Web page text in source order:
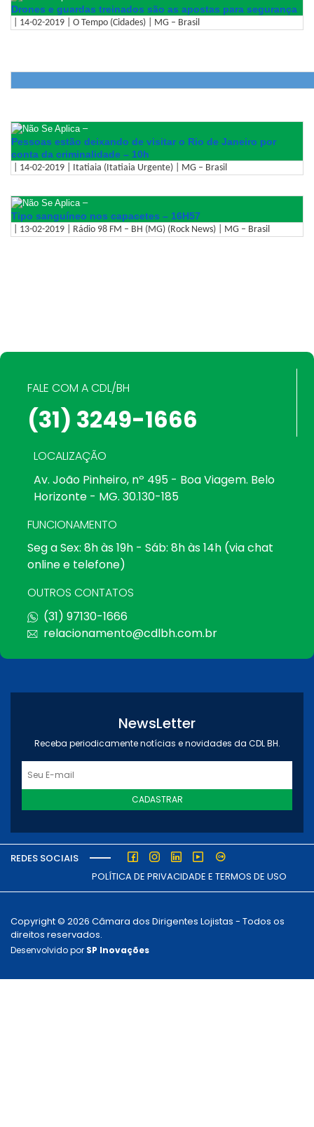
Drones e guardas treinados são as apostas para segurança
| 14-02-2019 | O Tempo (Cidades) | MG – Brasil
–
Pessoas estão deixando de visitar o Rio de Janeiro por
conta da criminalidade – 10h
| 14-02-2019 | Itatiaia (Itatiaia Urgente) | MG – Brasil
–
Tipo sanguíneo nos capacetes – 16H57
| 13-02-2019 | Rádio 98 FM – BH (MG) (Rock News) | MG – Brasil
FALE COM A CDL/BH
(31) 3249-1666
LOCALIZAÇÃO
Av. João Pinheiro, nº 495 - Boa Viagem. Belo
Horizonte - MG. 30.130-185
FUNCIONAMENTO
Seg a Sex: 8h às 19h - Sáb: 8h às 14h (via chat
online e telefone)
OUTROS CONTATOS
(31) 97130-1666
relacionamento@cdlbh.com.br
NewsLetter
Receba periodicamente notícias e novidades da CDL BH.
CADASTRAR
REDES SOCIAIS
POLÍTICA DE PRIVACIDADE E TERMOS DE USO
Copyright © 2026 Câmara dos Dirigentes Lojistas - Todos os
direitos reservados.
Desenvolvido por SP Inovações